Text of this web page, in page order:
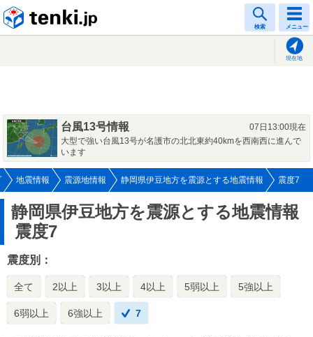
検索 メニュー
現在地
台風13号情報
07日13:00現在
大型で強い台風13号が名護市の北北東約40kmを西南西に進んで
います
地震情報 震源地情報 静岡県伊豆地方を震源とする地震情報 震度7
静岡県伊豆地方を震源とする地震情報
震度7
震度別：
全て 2以上 3以上 4以上 5弱以上 5強以上
6弱以上 6強以上 7